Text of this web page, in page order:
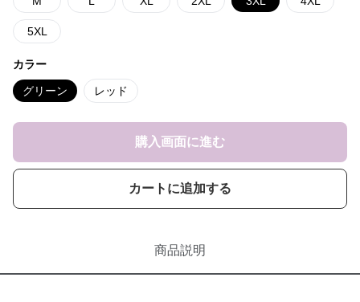
5XL
カラー
グリーン レッド
購入画面に進む
カートに追加する
商品説明